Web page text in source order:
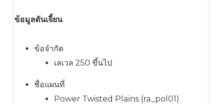
ข้อมูลดันเจี้ยน
ข้อจำกัด
เลเวล 250 ขึ้นไป
ชื่อแผนที่
Power Twisted Plains (ra_pol01)